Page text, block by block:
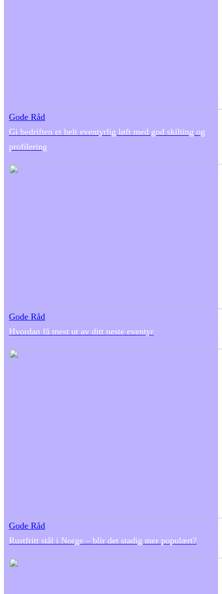
Gode Råd
Gi bedriften et helt eventyrlig løft med god skilting og
profilering
Gode Råd
Hvordan få mest ut av ditt neste eventyr
Gode Råd
Rustfritt stål i Norge – blir det stadig mer populært?